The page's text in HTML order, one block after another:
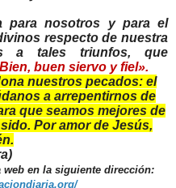
para nosotros y para el
respecto de nuestra
a tales triunfos, que
buen siervo y fiel».
nuestros pecados: el
a arrepentirnos de
que seamos mejores de
Por amor de Jesús,
en la siguiente dirección: